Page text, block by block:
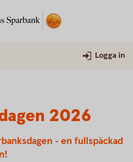
Logga in
2026
- en fullspäckad